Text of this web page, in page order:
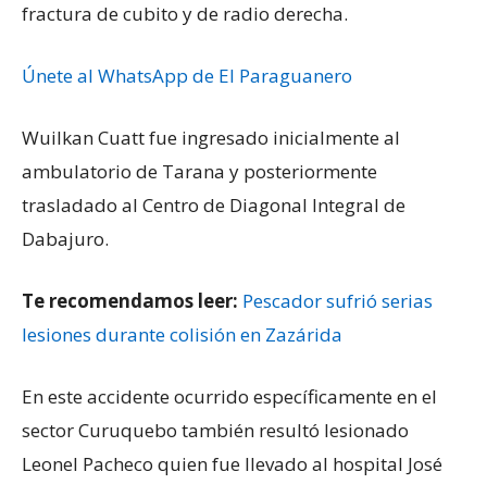
fractura de cubito y de radio derecha.
Únete al WhatsApp de El Paraguanero
Wuilkan Cuatt fue ingresado inicialmente al
ambulatorio de Tarana y posteriormente
trasladado al Centro de Diagonal Integral de
Dabajuro.
Te recomendamos leer: Pescador sufrió serias
lesiones durante colisión en Zazárida
En este accidente ocurrido específicamente en el
sector Curuquebo también resultó lesionado
Leonel Pacheco quien fue llevado al hospital José